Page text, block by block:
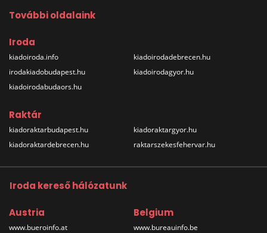
További oldalaink
Iroda
kiadoiroda.info
irodakiadobudapest.hu
kiadoirodabudaors.hu
kiadoirodadebrecen.hu
kiadoirodagyor.hu
Raktár
kiadoraktarbudapest.hu
kiadoraktardebrecen.hu
kiadoraktargyor.hu
raktarszekesfehervar.hu
Iroda kereső hálózatunk
Austria
www.bueroinfo.at
Belgium
www.bureauinfo.be